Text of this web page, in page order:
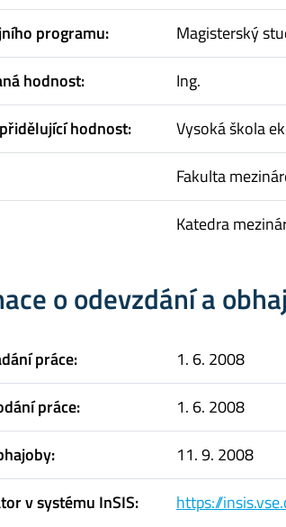
programu:
Magisterský
hodnost:
Ing.
hodnost:
Vysoká škola
Fakulta
Katedra
o odevzdání a
práce:
1. 6. 2008
práce:
1. 6. 2008
11. 9. 2008
v systému InSIS:
https://